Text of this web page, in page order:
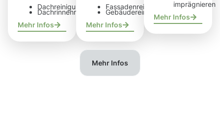
Dachreinigung
Dachrinnenreinigung
Mehr Infos
Fassadenreinigung
Gebäudereinigung
Mehr Infos
imprägnieren
Mehr Infos
Mehr Infos